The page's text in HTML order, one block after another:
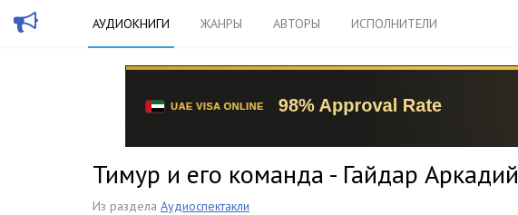
АУДИОКНИГИ ЖАНРЫ АВТОРЫ ИСПОЛНИТЕЛИ
Тимур и его команда - Гайдар Аркадий
Из раздела Аудиоспектакли